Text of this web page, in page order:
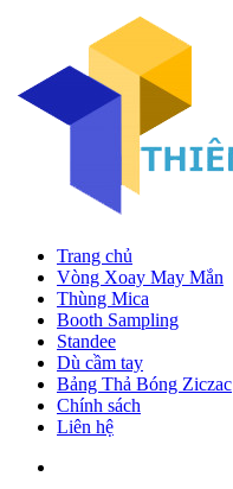
Trang chủ
Vòng Xoay May Mắn
Thùng Mica
Booth Sampling
Standee
Dù cầm tay
Bảng Thả Bóng Ziczac
Chính sách
Liên hệ